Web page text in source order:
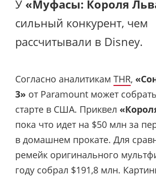
У «Муфасы: Короля
сильный конкурент, чем
рассчитывали в Disney.
Согласно аналитикам THR,
3» от Paramount может
старте в США. Приквел
пока что идет на $50 млн за
в домашнем прокате. Для
ремейк оригинального
году собрал $191,8 млн.